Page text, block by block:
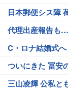
日本郵便シス障
代理出産報告も
C・ロナ結婚式
ついにきた 冨安
三山凌輝 公私と